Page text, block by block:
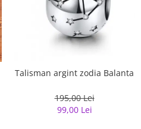
Talisman argint zodia Balanta
195,00 Lei
99,00 Lei